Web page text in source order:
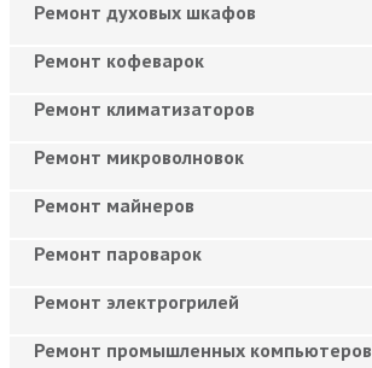
Ремонт духовых шкафов
Ремонт кофеварок
Ремонт климатизаторов
Ремонт микроволновок
Ремонт майнеров
Ремонт пароварок
Ремонт электрогрилей
Ремонт промышленных компьютеров